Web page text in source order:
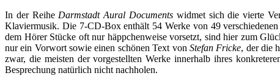
In der Reihe Darmstadt Aural Documentswidmet sich die vierte
Klaviermusik. Die 7-CD-Box enthält 54 Werke von 49
dem Hörer Stücke oft nur häppchenweise vorsetzt, sind hier zum
nur ein Vorwort sowie einen schönen Text von Stefan Fricke, der die
zwar, die meisten der vorgestellten Werke innerhalb ihres
Besprechung natürlich nicht nachholen.